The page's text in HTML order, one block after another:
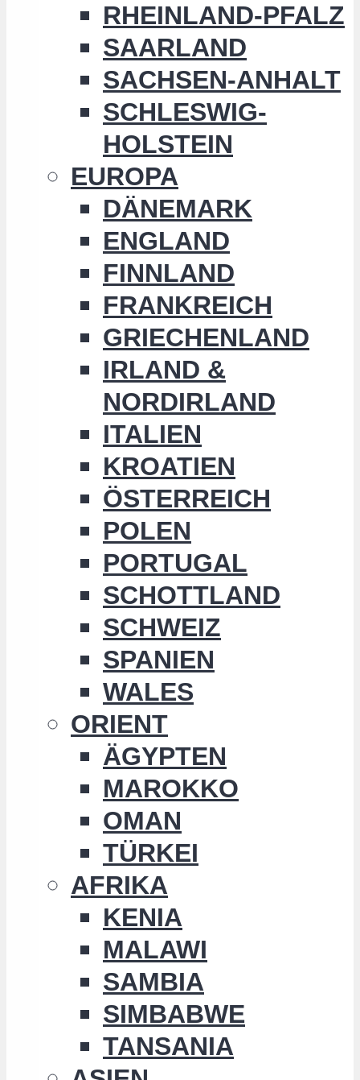
RHEINLAND-PFALZ
SAARLAND
SACHSEN-ANHALT
SCHLESWIG-
HOLSTEIN
EUROPA
DÄNEMARK
ENGLAND
FINNLAND
FRANKREICH
GRIECHENLAND
IRLAND &
NORDIRLAND
ITALIEN
KROATIEN
ÖSTERREICH
POLEN
PORTUGAL
SCHOTTLAND
SCHWEIZ
SPANIEN
WALES
ORIENT
ÄGYPTEN
MAROKKO
OMAN
TÜRKEI
AFRIKA
KENIA
MALAWI
SAMBIA
SIMBABWE
TANSANIA